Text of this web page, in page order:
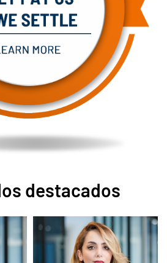
destacados